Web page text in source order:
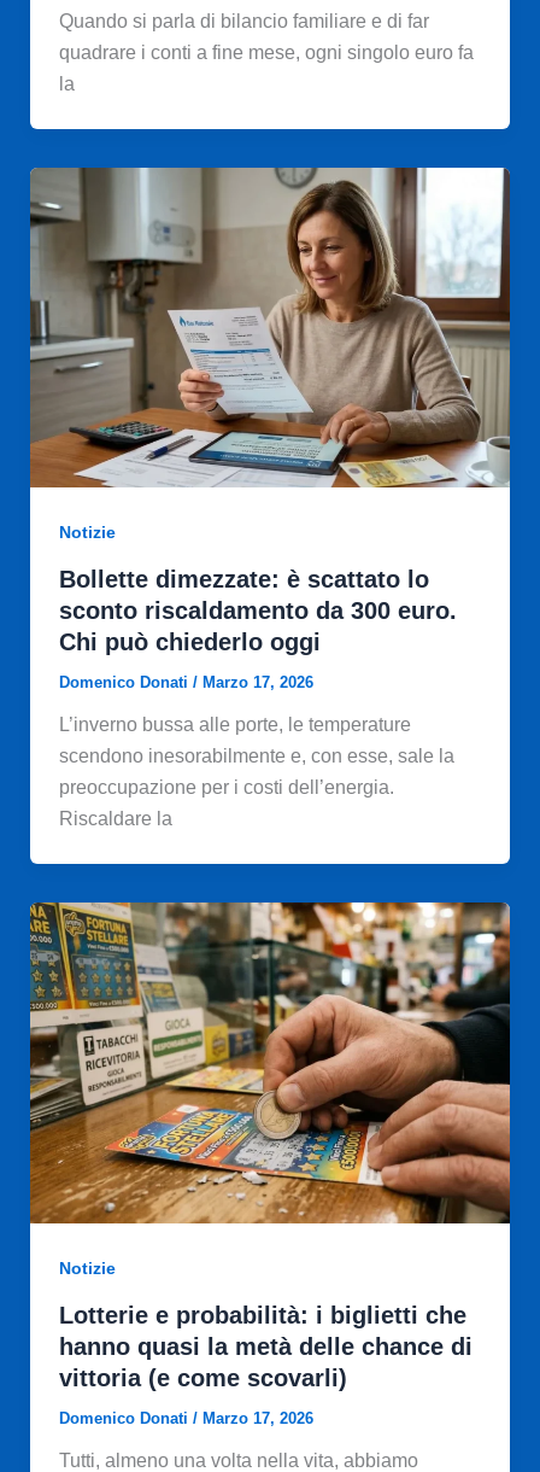
Quando si parla di bilancio familiare e di far
quadrare i conti a fine mese, ogni singolo euro fa
la
Notizie
Bollette dimezzate: è scattato lo
sconto riscaldamento da 300 euro.
Chi può chiederlo oggi
Domenico Donati / Marzo 17, 2026
L’inverno bussa alle porte, le temperature
scendono inesorabilmente e, con esse, sale la
preoccupazione per i costi dell’energia.
Riscaldare la
Notizie
Lotterie e probabilità: i biglietti che
hanno quasi la metà delle chance di
vittoria (e come scovarli)
Domenico Donati / Marzo 17, 2026
Tutti, almeno una volta nella vita, abbiamo